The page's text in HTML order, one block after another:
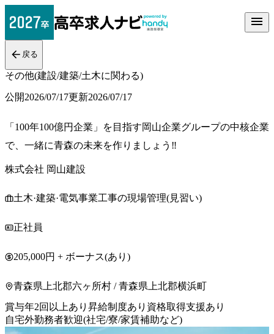
戻る
その他(建設/建築/土木に関わる)
公開2026/07/17更新2026/07/17
「100年100億円企業」を目指す岡山企業グループの中核企業
で、一緒に青森の未来を作りましょう‼
株式会社 岡山建設
土木·建築·電気事業工事の現場管理(見習い)
正社員
205,000円 + ボーナス(あり)
青森県上北郡六ヶ所村 / 青森県上北郡横浜町
賞与年2回以上あり 昇給制度あり 資格取得支援あり
自宅外勤務者歓迎(社宅/寮/家賃補助など)